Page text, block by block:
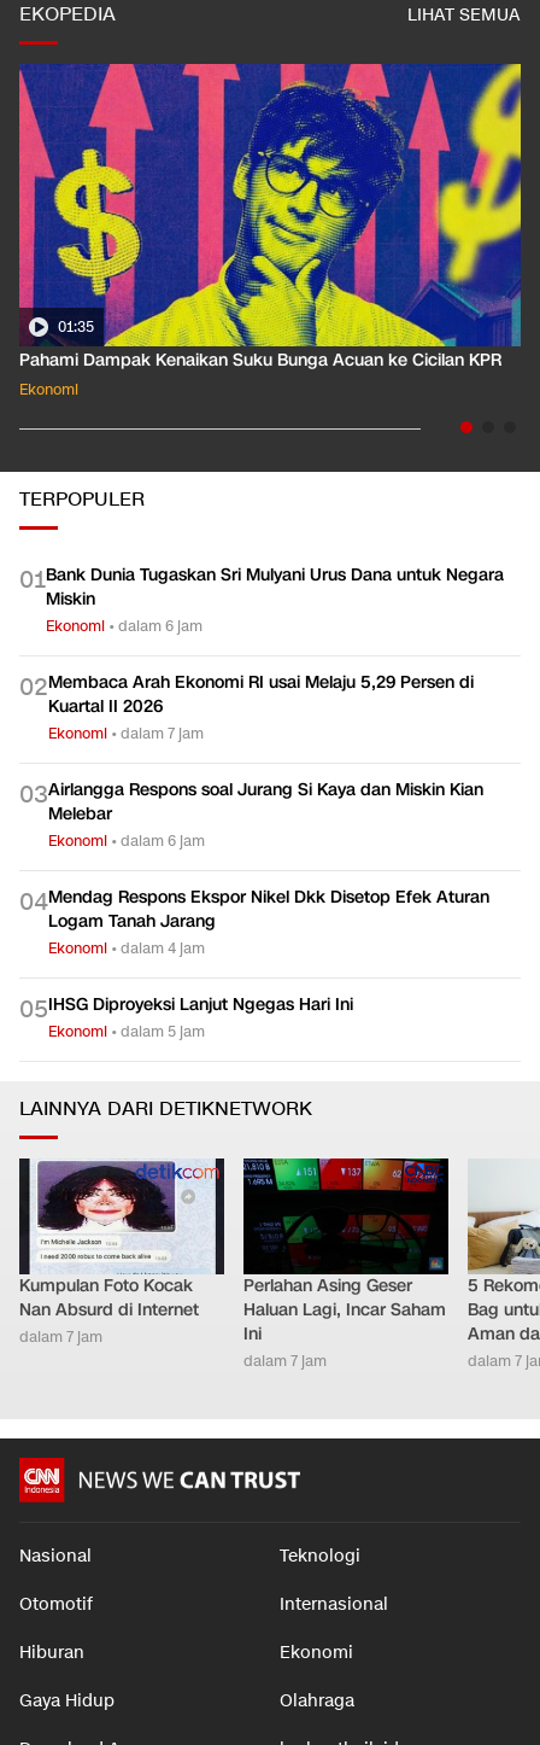
EKOPEDIA LIHAT SEMUA
01:35
Pahami Dampak Kenaikan Suku Bunga Acuan ke Cicilan KPR
Ekonomi
TERPOPULER
01Bank Dunia Tugaskan Sri Mulyani Urus Dana untuk Negara
Miskin
Ekonomi •dalam 6 jam
02Membaca Arah Ekonomi RI usai Melaju 5,29 Persen di
Kuartal II 2026
Ekonomi •dalam 7 jam
03Airlangga Respons soal Jurang Si Kaya dan Miskin Kian
Melebar
Ekonomi •dalam 6 jam
04Mendag Respons Ekspor Nikel Dkk Disetop Efek Aturan
Logam Tanah Jarang
Ekonomi •dalam 4 jam
05IHSG Diproyeksi Lanjut Ngegas Hari Ini
Ekonomi •dalam 5 jam
LAINNYA DARI DETIKNETWORK
Kumpulan Foto Kocak
Nan Absurd di Internet
dalam 7 jam
Perlahan Asing Geser
Haluan Lagi, Incar Saham
Ini
dalam 7 jam
5
Bag
Aman
dalam 7
Nasional Teknologi
Otomotif Internasional
Hiburan Ekonomi
Gaya Hidup Olahraga